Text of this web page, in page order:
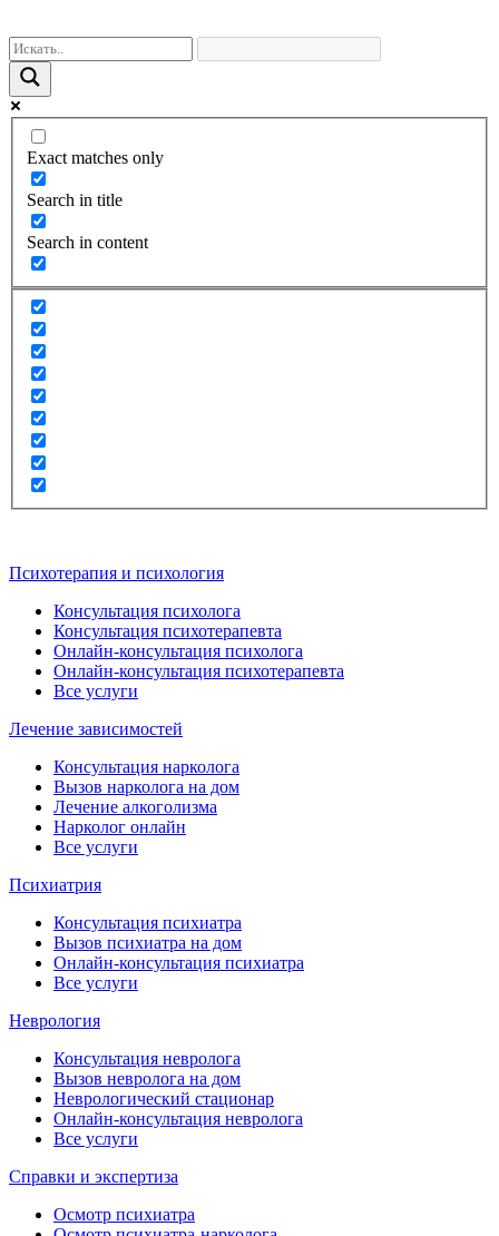
Exact matches only
Search in title
Search in content
Психотерапия и психология
Консультация психолога
Консультация психотерапевта
Онлайн-консультация психолога
Онлайн-консультация психотерапевта
Все услуги
Лечение зависимостей
Консультация нарколога
Вызов нарколога на дом
Лечение алкоголизма
Нарколог онлайн
Все услуги
Психиатрия
Консультация психиатра
Вызов психиатра на дом
Онлайн-консультация психиатра
Все услуги
Неврология
Консультация невролога
Вызов невролога на дом
Неврологический стационар
Онлайн-консультация невролога
Все услуги
Справки и экспертиза
Осмотр психиатра